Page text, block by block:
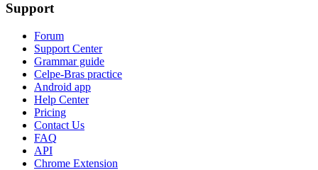
Support
Forum
Support Center
Grammar guide
Celpe-Bras practice
Android app
Help Center
Pricing
Contact Us
FAQ
API
Chrome Extension